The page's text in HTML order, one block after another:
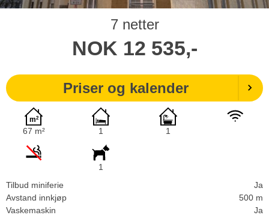
7 netter
NOK 12 535,-
Priser og kalender
67 m² 1 1
1
Tilbud miniferie
Ja
Avstand innkjøp
500 m
Vaskemaskin
Ja